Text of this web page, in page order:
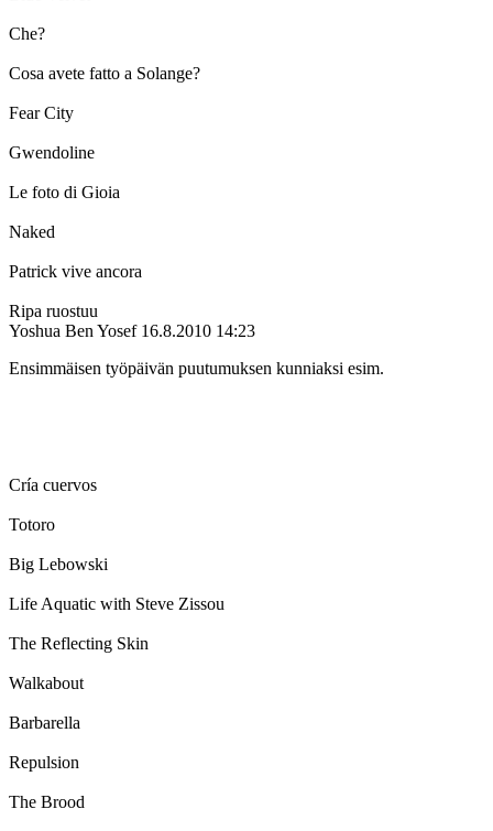
Che?
Cosa avete fatto a Solange?
Fear City
Gwendoline
Le foto di Gioia
Naked
Patrick vive ancora
Ripa ruostuu
Yoshua Ben Yosef 16.8.2010 14:23
Ensimmäisen työpäivän puutumuksen kunniaksi esim.
Cría cuervos
Totoro
Big Lebowski
Life Aquatic with Steve Zissou
The Reflecting Skin
Walkabout
Barbarella
Repulsion
The Brood